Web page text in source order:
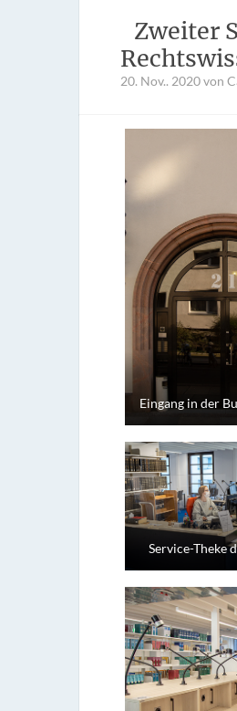
Zweiter
20. Nov.. 2020von
Eingang in der
Service-Theke